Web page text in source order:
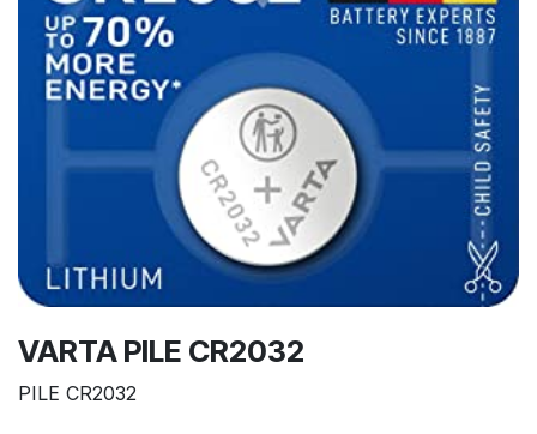
VARTA PILE CR2032
PILE CR2032